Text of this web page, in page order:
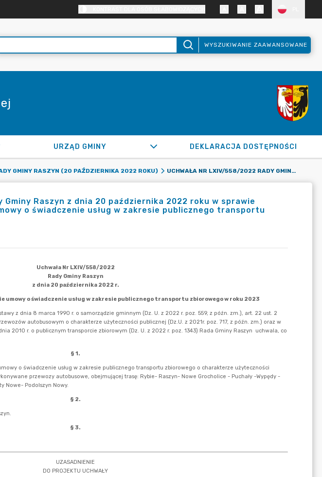
WYSZUKIWANIE ZAAWANSOWANE
URZĄD GMINY DEKLARACJA DOSTĘPNOŚCI
GMINY RASZYN (20 PAŹDZIERNIKA 2022 ROKU) UCHWAŁA NR LXIV/558/2022 RADY GMINY RASZYN Z DNIA 20 PAŹDZIERNIKA 2022 ROKU W SPRAWIE WYRAŻENIA ZGODY NA ZAWARCIE UMOWY O ŚWIADCZENIE USŁUG W ZAKRESIE PUBLICZNEGO TRANSPORTU ZBIOROWEGO W ROKU 2023
Gminy Raszyn z dnia 20 października 2022 roku w sprawie
o świadczenie usług w zakresie publicznego transportu